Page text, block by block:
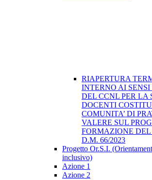
RIAPERTURA
INTERNO AI SENSI
DEL CCNL PER LA
DOCENTI
COMUNITA’ DI
VALERE SUL
FORMAZIONE DEL
D.M. 66/2023
Progetto Or.S.I.
inclusivo)
Azione 1
Azione 2